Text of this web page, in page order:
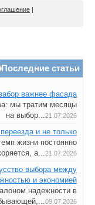
|
Последние статьи
важнее фасада
мы тратим месяцы
на выбор...21.07.2026
и не только
жизни постоянно
а...21.07.2026
выбора между
и экономией
надежности в
09.07.2026